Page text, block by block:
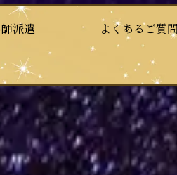
派遣
よくあるご質問